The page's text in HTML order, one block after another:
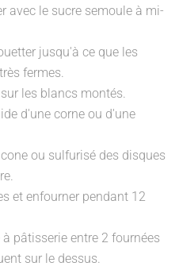
avec le sucre semoule à mi-
jusqu'à ce que les
fermes.
les blancs montés.
d'une corne ou d'une
ou sulfurisé des disques
et enfourner pendant 12
pâtisserie entre 2 fournées
sur le dessus.